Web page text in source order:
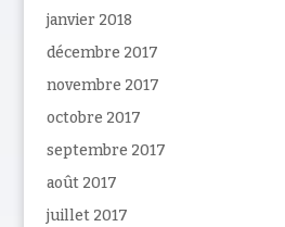
janvier 2018
décembre 2017
novembre 2017
octobre 2017
septembre 2017
août 2017
juillet 2017